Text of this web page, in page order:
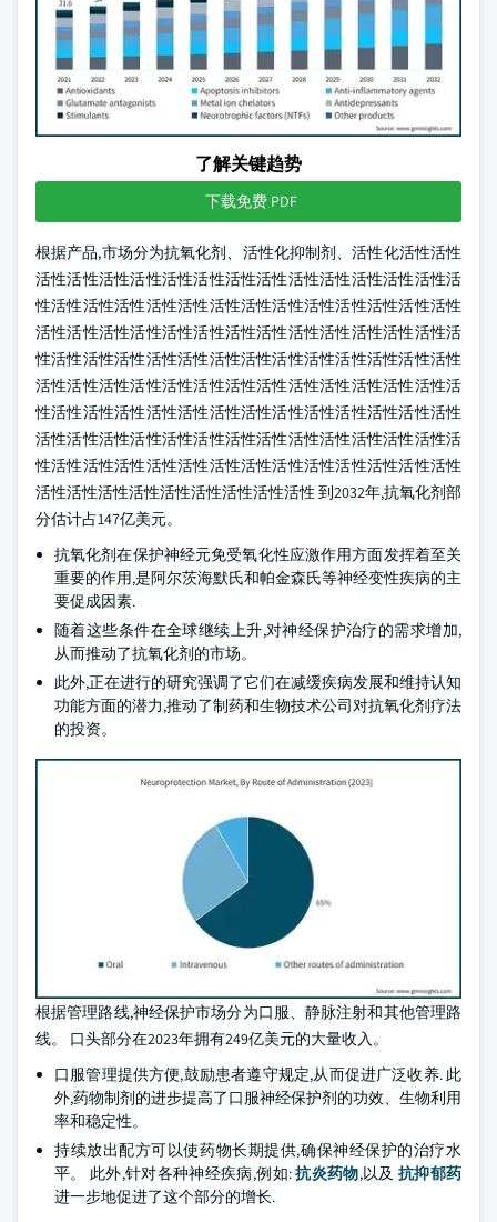
了解关键趋势
下载免费 PDF
根据产品,市场分为抗氧化剂、活性化抑制剂、活性化活性活性
活性活性活性活性活性活性活性活性活性活性活性活性活性活
性活性活性活性活性活性活性活性活性活性活性活性活性活性
活性活性活性活性活性活性活性活性活性活性活性活性活性活
性活性活性活性活性活性活性活性活性活性活性活性活性活性
活性活性活性活性活性活性活性活性活性活性活性活性活性活
性活性活性活性活性活性活性活性活性活性活性活性活性活性
活性活性活性活性活性活性活性活性活性活性活性活性活性活
性活性活性活性活性活性活性活性活性活性活性活性活性活性
活性活性活性活性活性活性活性活性活性 到2032年,抗氧化剂部
分估计占147亿美元。
抗氧化剂在保护神经元免受氧化性应激作用方面发挥着至关
重要的作用,是阿尔茨海默氏和帕金森氏等神经变性疾病的主
要促成因素.
随着这些条件在全球继续上升,对神经保护治疗的需求增加,
从而推动了抗氧化剂的市场。
此外,正在进行的研究强调了它们在减缓疾病发展和维持认知
功能方面的潜力,推动了制药和生物技术公司对抗氧化剂疗法
的投资。
根据管理路线,神经保护市场分为口服、静脉注射和其他管理路
线。 口头部分在2023年拥有249亿美元的大量收入。
口服管理提供方便,鼓励患者遵守规定,从而促进广泛收养. 此
外,药物制剂的进步提高了口服神经保护剂的功效、生物利用
率和稳定性。
持续放出配方可以使药物长期提供,确保神经保护的治疗水
平。 此外,针对各种神经疾病,例如:抗炎药物,以及 抗抑郁药
进一步地促进了这个部分的增长.